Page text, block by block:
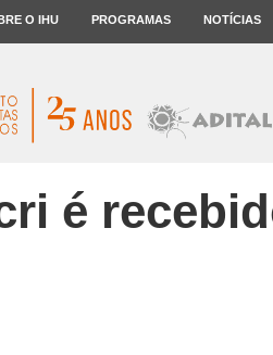
O IHU PROGRAMAS NOTÍCIAS
é